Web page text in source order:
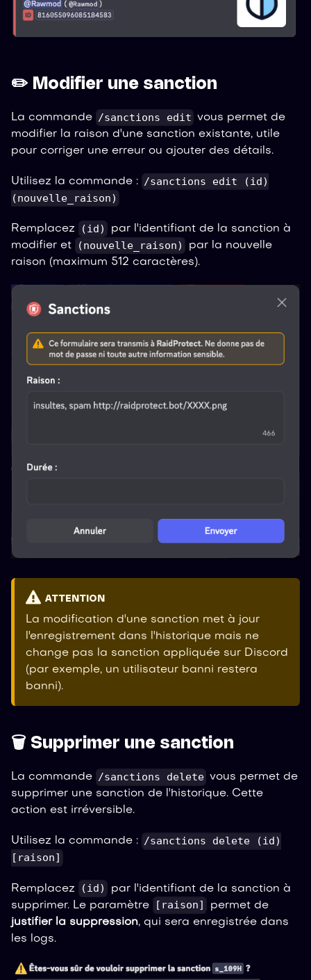
✏️ Modifier une sanction
La commande /sanctions edit vous permet de
modifier la raison d'une sanction existante, utile
pour corriger une erreur ou ajouter des détails.
Utilisez la commande : /sanctions edit (id)
(nouvelle_raison)
Remplacez (id)
par l'identifiant de la sanction à
modifier et
(nouvelle_raison)
par la nouvelle
raison (maximum 512 caractères).
ATTENTION
La modification d'une sanction met à jour
l'enregistrement dans l'historique mais ne
change pas la sanction appliquée sur Discord
(par exemple, un utilisateur banni restera
banni).
🗑️ Supprimer une sanction
La commande /sanctions delete vous permet de
supprimer une sanction de l'historique. Cette
action est irréversible.
Utilisez la commande : /sanctions delete (id)
[raison]
Remplacez (id)
par l'identifiant de la sanction à
supprimer. Le paramètre
[raison]
permet de
justifier la suppression, qui sera enregistrée dans
les logs.